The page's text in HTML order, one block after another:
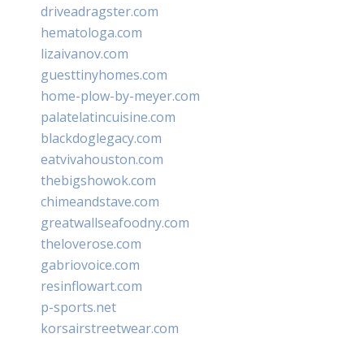
driveadragster.com
hematologa.com
lizaivanov.com
guesttinyhomes.com
home-plow-by-meyer.com
palatelatincuisine.com
blackdoglegacy.com
eatvivahouston.com
thebigshowok.com
chimeandstave.com
greatwallseafoodny.com
theloverose.com
gabriovoice.com
resinflowart.com
p-sports.net
korsairstreetwear.com